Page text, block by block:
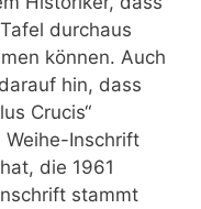
durchaus
können. Auch
hin, dass
Crucis“
Weihe-Inschrift
die 1961
stammt